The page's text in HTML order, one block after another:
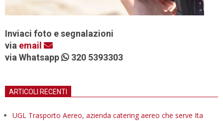
Inviaci foto e segnalazioni
via email
via Whatsapp
320 5393303
ARTICOLI RECENTI
UGL Trasporto Aereo, azienda catering aereo che serve Ita